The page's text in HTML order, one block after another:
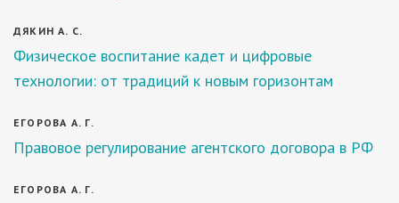
ДЯКИН А. С.
Физическое воспитание кадет и цифровые
технологии: от традиций к новым горизонтам
ЕГОРОВА А. Г.
Правовое регулирование агентского договора в РФ
ЕГОРОВА А. Г.